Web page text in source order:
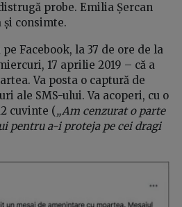
probe. Emilia Șercan
consimte.
Facebook, la 37 de ore de la
17 aprilie 2019 – că a
Va posta o captură de
ale SMS-ului. Va acoperi, cu o
cuvinte („Am cenzurat o parte
pentru a-i proteja pe cei dragi